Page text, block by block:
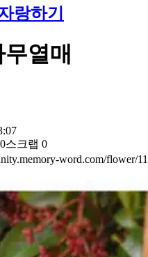
랑하기
열매
0스크랩 0
word.com/flower/